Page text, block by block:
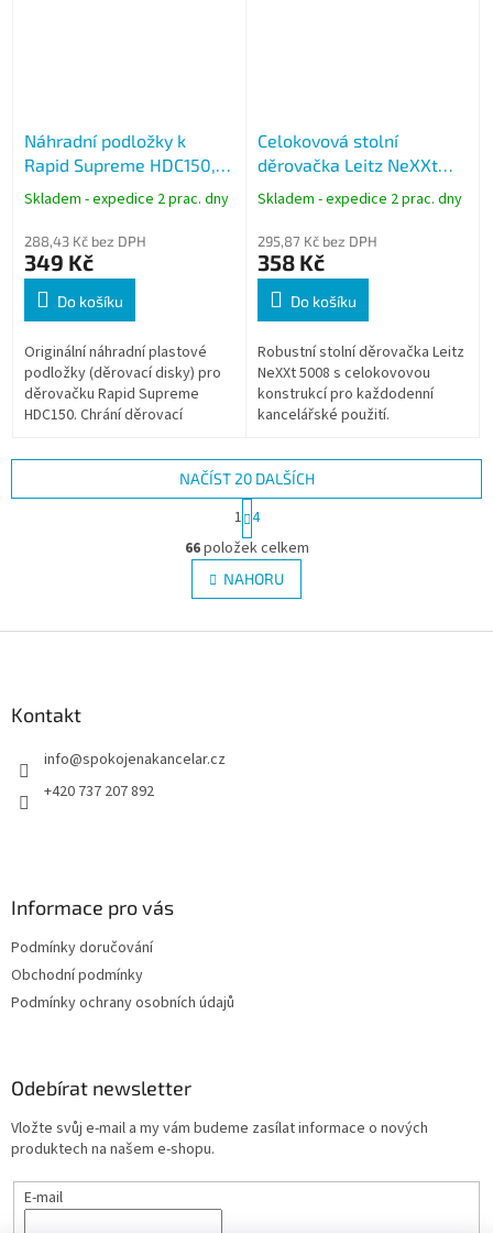
Náhradní podložky k
Rapid Supreme HDC150,
10 ks
Skladem - expedice 2 prac. dny
288,43 Kč bez DPH
349 Kč
Do košíku
Originální náhradní plastové
podložky (děrovací disky) pro
děrovačku Rapid Supreme
HDC150. Chrání děrovací
dlouhodobě přesné děrování.
Celokovová stolní
děrovačka Leitz NeXXt
5008, kapacita 30 listů,
Skladem - expedice 2 prac. dny
295,87 Kč bez DPH
358 Kč
Do košíku
Robustní stolní děrovačka Leitz
NeXXt 5008 s celokovovou
konstrukcí pro každodenní
kancelářské použití.
děrovací segmenty snižují sílu
potřebnou k...
O
v
l
á
NAČÍST 20 DALŠÍCH
S
t
r
á
n
k
v
1 4
66položek celkem
NAHORU
Kontakt
info@spokojenakancelar.cz
+420 737 207 892
Informace pro vás
Podmínky doručování
Obchodní podmínky
Podmínky ochrany osobních údajů
Odebírat newsletter
Vložte svůj e-mail a my vám budeme zasílat informace o nových
produktech na našem e-shopu.
E-mail